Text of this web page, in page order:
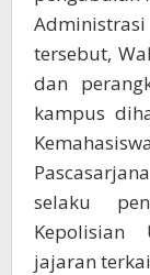
tersebut,
dan
kampus
selaku
Kepolisian
jajaran